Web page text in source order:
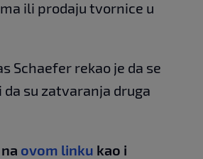
ili prodaju tvornice u
Schaefer rekao je da se
su zatvaranja druga
ovom linku kao i